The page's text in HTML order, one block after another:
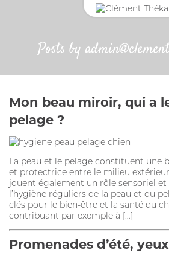
CROCHET TIRE-
VERMIFUGE
HYGIÈNE DES YEUX ET
SOLUTION
Posts by
Mon beau miroir, qui a
pelage ?
La peau et le pelage constituent une
et protectrice entre le milieu
jouent également un rôle sensoriel et
l’hygiène réguliers de la peau et du
clés pour le bien-être et la santé du
contribuant par exemple à […]
Promenades d’été,
CONNEXION
Mot de passe
SE